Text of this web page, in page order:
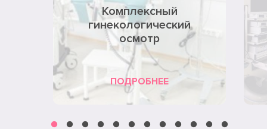
Комплексный
гинекологический
осмотр
ПОДРОБНЕЕ